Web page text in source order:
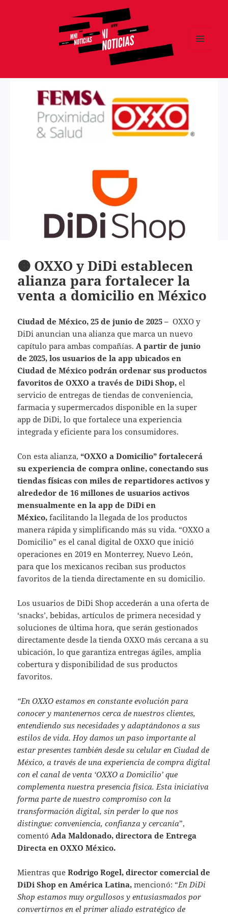
🟠 OXXO y DiDi establecen
alianza para fortalecer la
venta a domicilio en México
Ciudad de México, 25 de junio de 2025 – OXXO y
DiDi anuncian una alianza que marca un nuevo
capítulo para ambas compañías. A partir de junio
de 2025, los usuarios de la app ubicados en
Ciudad de México podrán ordenar sus productos
favoritos de OXXO a través de DiDi Shop, el
servicio de entregas de tiendas de conveniencia,
farmacia y supermercados disponible en la super
app de DiDi, lo que fortalece una experiencia
integrada y eficiente para los consumidores.
Con esta alianza,“OXXO a Domicilio” fortalecerá
su experiencia de compra online, conectando sus
tiendas físicas con miles de repartidores activos y
alrededor de 16 millones de usuarios activos
mensualmente en la app de DiDi en
México, facilitando la llegada de los productos
manera rápida y simplificando más su vida. “OXXO a
Domicilio” es el canal digital de OXXO que inició
operaciones en 2019 en Monterrey, Nuevo León,
para que los mexicanos reciban sus productos
favoritos de la tienda directamente en su domicilio.
Los usuarios de DiDi Shop accederán a una oferta de
‘snacks’, bebidas, artículos de primera necesidad y
soluciones de última hora, que serán gestionados
directamente desde la tienda OXXO más cercana a su
ubicación, lo que garantiza entregas ágiles, amplia
cobertura y disponibilidad de sus productos
favoritos.
“En OXXO estamos en constante evolución para
conocer y mantenernos cerca de nuestros clientes,
entendiendo sus necesidades y adaptándonos a sus
estilos de vida. Hoy damos un paso importante al
estar presentes también desde su celular en Ciudad de
México, a través de una experiencia de compra digital
con el canal de venta ‘OXXO a Domicilio’ que
complementa nuestra presencia física. Esta iniciativa
forma parte de nuestro compromiso con la
transformación digital, sin perder lo que nos
distingue: conveniencia, confianza y cercanía”,
comentóAda Maldonado, directora de Entrega
Directa en OXXO México.
Mientras queRodrigo Rogel, director comercial de
DiDi Shop en América Latina, mencionó: “En DiDi
Shop estamos muy orgullosos y entusiasmados por
convertirnos en el primer aliado estratégico de